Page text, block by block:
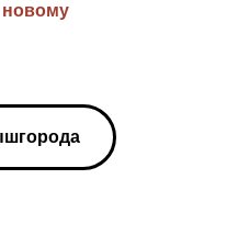
новому